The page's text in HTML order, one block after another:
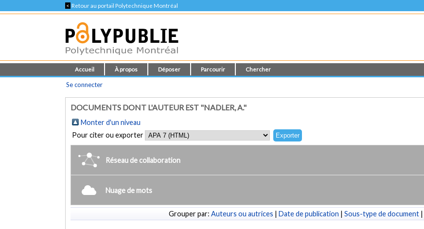
< Retour au portail Polytechnique Montréal
Accueil À propos Déposer Parcourir Chercher
Se connecter
DOCUMENTS DONT L'AUTEUR EST "NADLER, A."
Monter d'un niveau
Pour citer ou exporter
Réseau de collaboration
Nuage de mots
Grouper par: Auteurs ou autrices | Date de publication | Sous-type de document |